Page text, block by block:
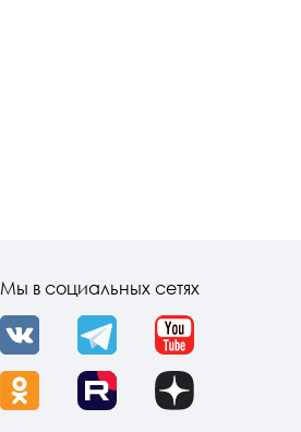
Мы в социальных сетях
VK Telegram YouTube
OK Rutube Dzen